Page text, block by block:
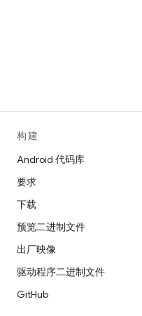
构建
Android 代码库
要求
下载
预览二进制文件
出厂映像
驱动程序二进制文件
GitHub